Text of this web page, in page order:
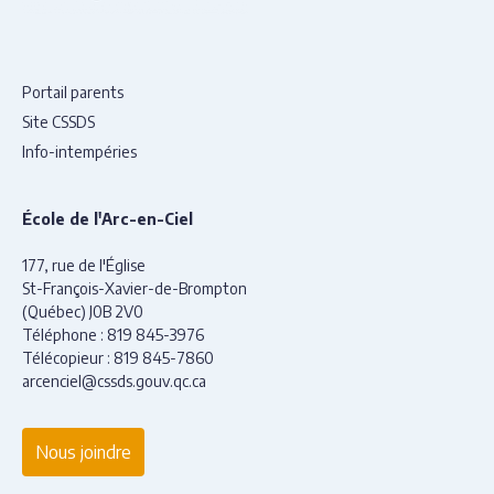
Portail parents
Site CSSDS
Info-intempéries
École de l'Arc-en-Ciel
177, rue de l'Église
St-François-Xavier-de-Brompton
(Québec) J0B 2V0
Téléphone : 819 845-3976
Télécopieur : 819 845-7860
arcenciel@cssds.gouv.qc.ca
Nous joindre